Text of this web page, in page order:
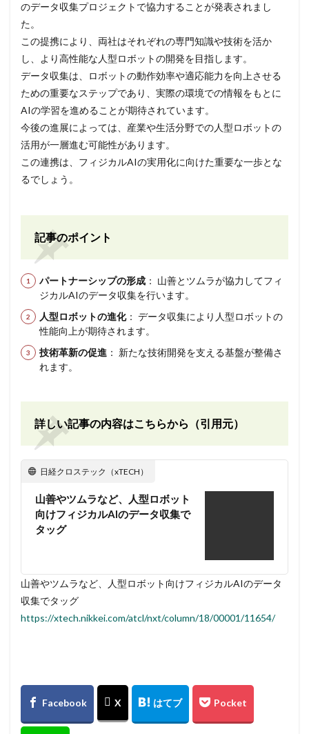
のデータ収集プロジェクトで協力することが発表されまし
た。
この提携により、両社はそれぞれの専門知識や技術を活か
し、より高性能な人型ロボットの開発を目指します。
データ収集は、ロボットの動作効率や適応能力を向上させる
ための重要なステップであり、実際の環境での情報をもとに
AIの学習を進めることが期待されています。
今後の進展によっては、産業や生活分野での人型ロボットの
活用が一層進む可能性があります。
この連携は、フィジカルAIの実用化に向けた重要な一歩とな
るでしょう。
記事のポイント
パートナーシップの形成 ： 山善とツムラが協力してフィ
ジカルAIのデータ収集を行います。
人型ロボットの進化： データ収集により人型ロボットの
性能向上が期待されます。
技術革新の促進 ： 新たな技術開発を支える基盤が整備さ
れます。
詳しい記事の内容はこちらから（引用元）
日経クロステック（xTECH）
山善やツムラなど、人型ロボット
向けフィジカルAIのデータ収集で
タッグ
山善やツムラなど、人型ロボット向けフィジカルAIのデータ
収集でタッグ
https://xtech.nikkei.com/atcl/nxt/column/18/00001/11654/